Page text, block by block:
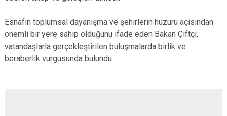
Esnafın toplumsal dayanışma ve şehirlerin huzuru açısından
önemli bir yere sahip olduğunu ifade eden Bakan Çiftçi,
vatandaşlarla gerçekleştirilen buluşmalarda birlik ve
beraberlik vurgusunda bulundu.